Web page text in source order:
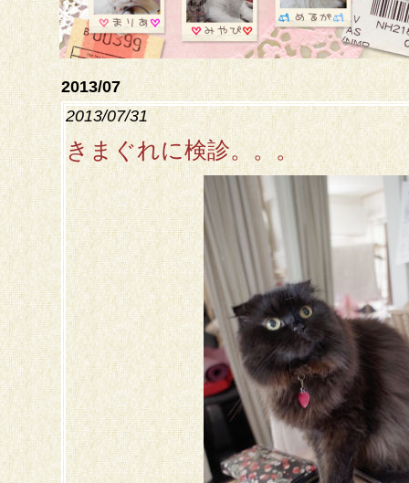
2013/07
2013/07/31
きまぐれに検診。。。